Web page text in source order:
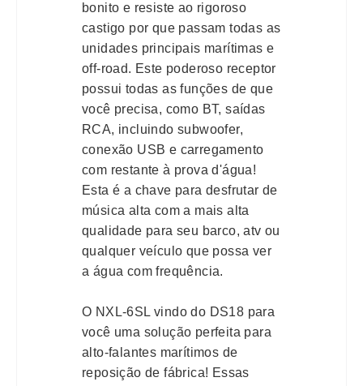
bonito e resiste ao rigoroso
castigo por que passam todas as
unidades principais marítimas e
off-road. Este poderoso receptor
possui todas as funções de que
você precisa, como BT, saídas
RCA, incluindo subwoofer,
conexão USB e carregamento
com restante à prova d'água!
Esta é a chave para desfrutar de
música alta com a mais alta
qualidade para seu barco, atv ou
qualquer veículo que possa ver
a água com frequência.
O NXL-6SL vindo do DS18 para
você uma solução perfeita para
alto-falantes marítimos de
reposição de fábrica! Essas